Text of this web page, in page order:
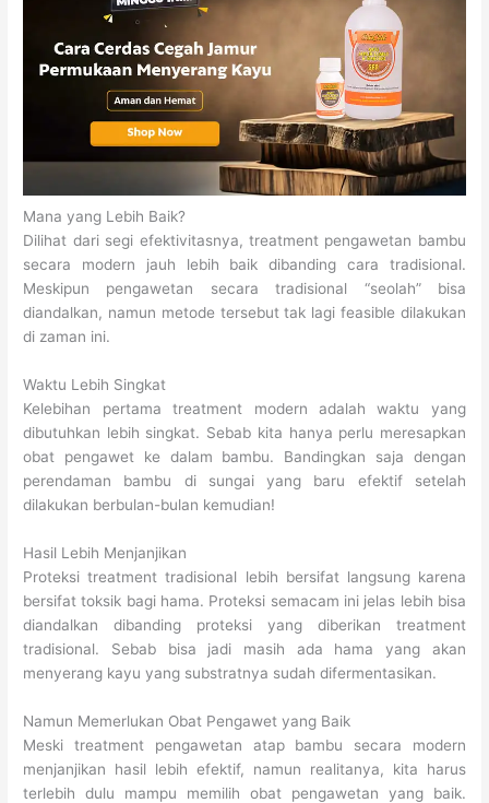
Mana yang Lebih Baik?
Dilihat dari segi efektivitasnya, treatment pengawetan bambu
secara modern jauh lebih baik dibanding cara tradisional.
Meskipun pengawetan secara tradisional “seolah” bisa
diandalkan, namun metode tersebut tak lagi feasible dilakukan
di zaman ini.
Waktu Lebih Singkat
Kelebihan pertama treatment modern adalah waktu yang
dibutuhkan lebih singkat. Sebab kita hanya perlu meresapkan
obat pengawet ke dalam bambu. Bandingkan saja dengan
perendaman bambu di sungai yang baru efektif setelah
dilakukan berbulan-bulan kemudian!
Hasil Lebih Menjanjikan
Proteksi treatment tradisional lebih bersifat langsung karena
bersifat toksik bagi hama. Proteksi semacam ini jelas lebih bisa
diandalkan dibanding proteksi yang diberikan treatment
tradisional. Sebab bisa jadi masih ada hama yang akan
menyerang kayu yang substratnya sudah difermentasikan.
Namun Memerlukan Obat Pengawet yang Baik
Meski treatment pengawetan atap bambu secara modern
menjanjikan hasil lebih efektif, namun realitanya, kita harus
terlebih dulu mampu memilih obat pengawetan yang baik.